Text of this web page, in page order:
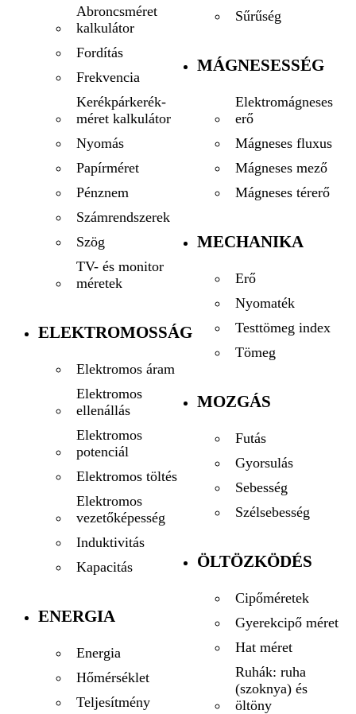
Abroncsméret
kalkulátor
Fordítás
Frekvencia
Kerékpárkerék-
méret kalkulátor
Nyomás
Papírméret
Pénznem
Számrendszerek
Szög
TV- és monitor
méretek
ELEKTROMOSSÁG
Elektromos áram
Elektromos
ellenállás
Elektromos
potenciál
Elektromos töltés
Elektromos
vezetőképesség
Induktivitás
Kapacitás
ENERGIA
Energia
Hőmérséklet
Teljesítmény
Sűrűség
MÁGNESESSÉG
Elektromágneses
erő
Mágneses fluxus
Mágneses mező
Mágneses térerő
MECHANIKA
Erő
Nyomaték
Testtömeg index
Tömeg
MOZGÁS
Futás
Gyorsulás
Sebesség
Szélsebesség
ÖLTÖZKÖDÉS
Cipőméretek
Gyerekcipő méret
Hat méret
Ruhák: ruha
(szoknya) és
öltöny